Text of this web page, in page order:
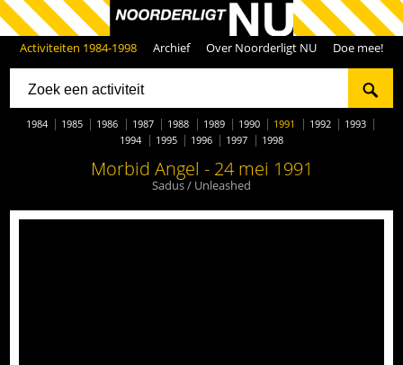
Activiteiten 1984-1998 Archief Over Noorderligt NU Doe mee!
1984 1985 1986 1987 1988 1989 1990 1991 1992
1993
1994
1995 1996 1997 1998
Morbid Angel - 24 mei 1991
Sadus / Unleashed